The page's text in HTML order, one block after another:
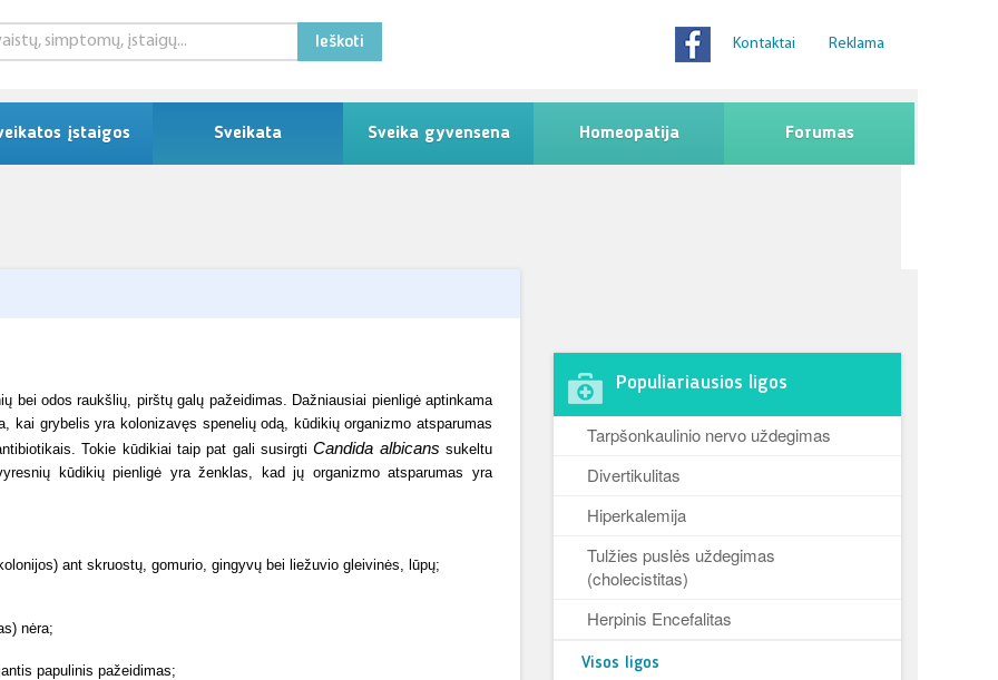
Ieškoti Kontaktai Reklama
įstaigos Sveikata Sveika gyvensena Homeopatija Forumas
bei odos raukšlių, pirštų galų pažeidimas. Dažniausiai pienligė aptinkama
kai grybelis yra kolonizavęs spenelių odą, kūdikių organizmo atsparumas
Tokie kūdikiai taip pat gali susirgtiCandida albicanssukeltu
kūdikių pienligė yra ženklas, kad jų organizmo atsparumas yra
ant skruostų, gomurio, gingyvų bei liežuvio gleivinės, lūpų;
nėra;
papulinis pažeidimas;
Populiariausios ligos
Tarpšonkaulinio nervo uždegimas
Divertikulitas
Hiperkalemija
Tulžies puslės uždegimas
(cholecistitas)
Herpinis Encefalitas
Visos ligos